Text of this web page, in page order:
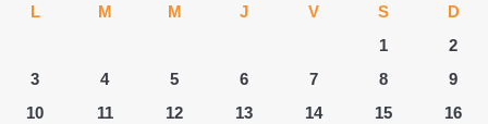
L
M M J V S
D
1
2
3
4 5 6 7 8
9
10
11 12 13 14 15
16